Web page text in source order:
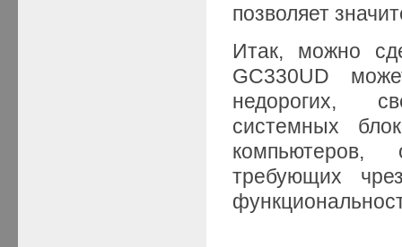
позволяет
Итак, можно
GC330UD
недорогих,
системных
требующих